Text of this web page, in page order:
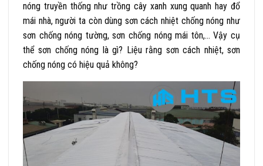
nóng truyền thống như trồng cây xanh xung quanh hay đổ
mái nhà, người ta còn dùng sơn cách nhiệt chống nóng như
sơn chống nóng tường, sơn chống nóng mái tôn,… Vậy cụ
thể sơn chống nóng là gì? Liệu rằng sơn cách nhiệt, sơn
chống nóng có hiệu quả không?